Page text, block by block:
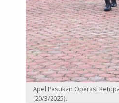
Apel Pasukan Operasi
(20/3/2025).